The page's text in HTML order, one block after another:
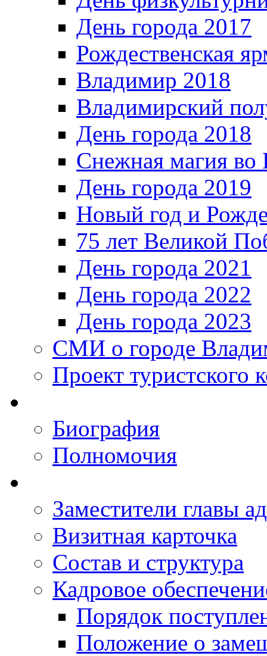
День города 2017
Рождественская
Владимир 2018
Владимирский
День города 2018
Снежная магия во
День города 2019
Новый год и
75 лет Великой
День города 2021
День города 2022
День города 2023
СМИ о городе
Проект туристского
Биография
Полномочия
Заместители главы
Визитная карточка
Состав и структура
Кадровое
Порядок
Положение о